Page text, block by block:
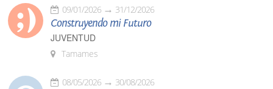
09/01/2026 31/12/2026
Construyendo mi Futuro
JUVENTUD
Tamames
08/05/2026 30/08/2026